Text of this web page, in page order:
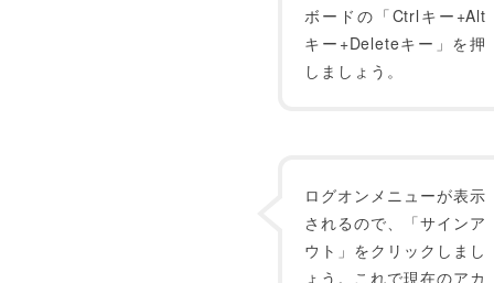
ボードの「Ctrlキー+Alt
キー+Deleteキー」を押
しましょう。
ログオンメニューが表示
されるので、「サインア
ウト」をクリックしまし
ょう。これで現在のアカ